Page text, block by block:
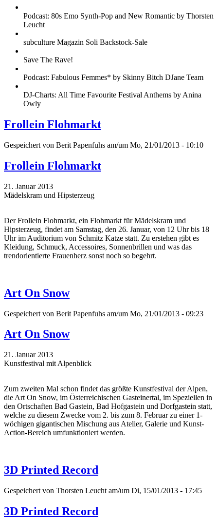
Podcast: 80s Emo Synth-Pop and New Romantic by Thorsten
Leucht
subculture Magazin Soli Backstock-Sale
Save The Rave!
Podcast: Fabulous Femmes* by Skinny Bitch DJane Team
DJ-Charts: All Time Favourite Festival Anthems by Anina
Owly
Frollein Flohmarkt
Gespeichert von Berit Papenfuhs am/um Mo, 21/01/2013 - 10:10
Frollein Flohmarkt
21. Januar 2013
Mädelskram und Hipsterzeug
Der Frollein Flohmarkt, ein Flohmarkt für Mädelskram und
Hipsterzeug, findet am Samstag, den 26. Januar, von 12 Uhr bis 18
Uhr im Auditorium von Schmitz Katze statt. Zu erstehen gibt es
Kleidung, Schmuck, Accessoires, Sonnenbrillen und was das
trendorientierte Frauenherz sonst noch so begehrt.
Art On Snow
Gespeichert von Berit Papenfuhs am/um Mo, 21/01/2013 - 09:23
Art On Snow
21. Januar 2013
Kunstfestival mit Alpenblick
Zum zweiten Mal schon findet das größte Kunstfestival der Alpen,
die Art On Snow, im Österreichischen Gasteinertal, im Speziellen in
den Ortschaften Bad Gastein, Bad Hofgastein und Dorfgastein statt,
welche zu diesem Zwecke vom 2. bis zum 8. Februar zu einer 1-
wöchigen gigantischen Mischung aus Atelier, Galerie und Kunst-
Action-Bereich umfunktioniert werden.
3D Printed Record
Gespeichert von Thorsten Leucht am/um Di, 15/01/2013 - 17:45
3D Printed Record